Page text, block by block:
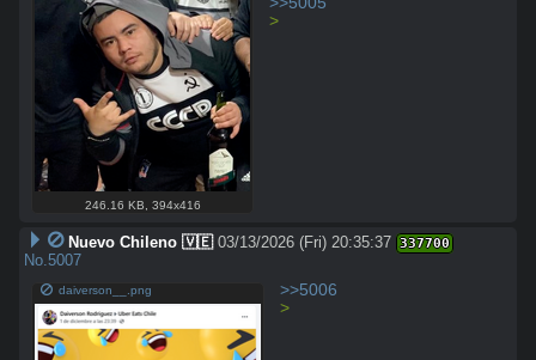
246.16 KB 394x416
>
Nuevo Chileno 🇻🇪 03/13/2026 (Fri) 20:35:37 337700
No. 5007
daiverson__.png
>>5006
>